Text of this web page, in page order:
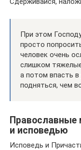
При этом
просто
человек очень
слишком
а потом впасть в
подняться, чем
Православные
и исповедью
Исповедь и